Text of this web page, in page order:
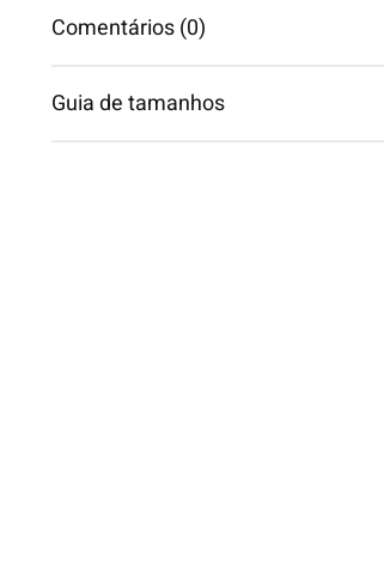
Comentários (0)
Guia de tamanhos